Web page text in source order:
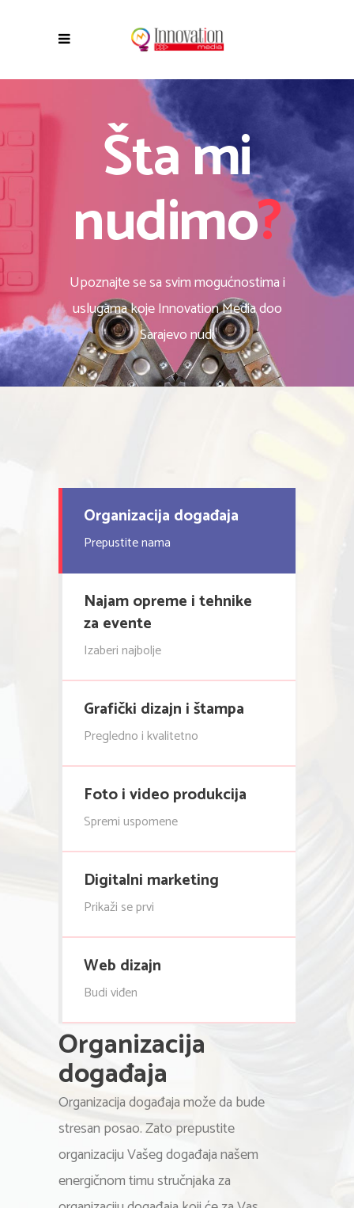
Šta mi
nudimo?
Upoznajte se sa svim mogućnostima i
uslugama koje Innovation Media doo
Sarajevo nudi
Organizacija događaja
Prepustite nama
Najam opreme i tehnike
za evente
Izaberi najbolje
Grafički dizajn i štampa
Pregledno i kvalitetno
Foto i video produkcija
Spremi uspomene
Digitalni marketing
Prikaži se prvi
Web dizajn
Budi viđen
Organizacija
događaja
Organizacija događaja može da bude
stresan posao. Zato prepustite
organizaciju Vašeg događaja našem
energičnom timu stručnjaka za